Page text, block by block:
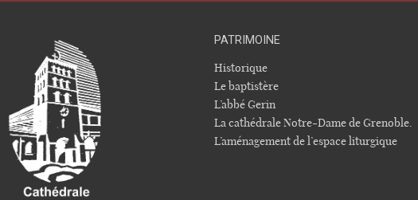
PATRIMOINE
Historique
Le baptistère
L’abbé Gerin
La cathédrale Notre-Dame de Grenoble.
L’aménagement de l’espace liturgique